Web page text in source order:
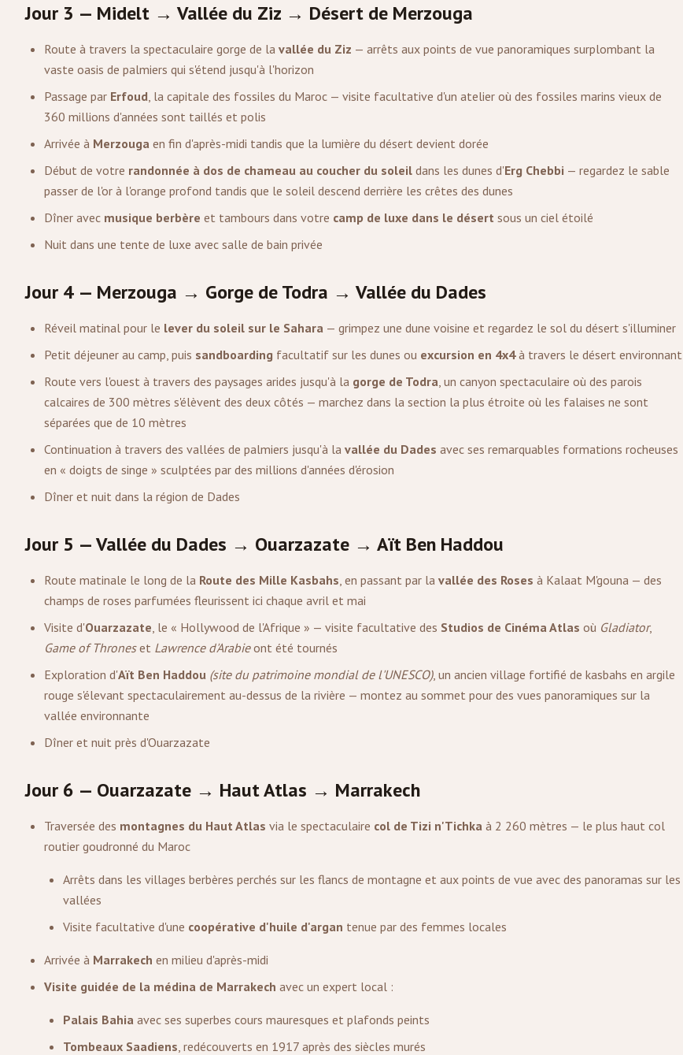
Jour 3 — Midelt → Vallée du Ziz → Désert de Merzouga
Route à travers la spectaculaire gorge de la vallée du Ziz — arrêts aux points de vue panoramiques surplombant la
vaste oasis de palmiers qui s'étend jusqu'à l'horizon
Passage par Erfoud, la capitale des fossiles du Maroc — visite facultative d'un atelier où des fossiles marins vieux de
360 millions d'années sont taillés et polis
Arrivée à Merzouga en fin d'après-midi tandis que la lumière du désert devient dorée
Début de votre randonnée à dos de chameau au coucher du soleil dans les dunes d'Erg Chebbi — regardez le sable
passer de l'or à l'orange profond tandis que le soleil descend derrière les crêtes des dunes
Dîner avec musique berbère et tambours dans votre camp de luxe dans le désert sous un ciel étoilé
Nuit dans une tente de luxe avec salle de bain privée
Jour 4 — Merzouga → Gorge de Todra → Vallée du Dades
Réveil matinal pour le lever du soleil sur le Sahara — grimpez une dune voisine et regardez le sol du désert s'illuminer
Petit déjeuner au camp, puis sandboarding facultatif sur les dunes ou excursion en 4x4à travers le désert environnant
Route vers l'ouest à travers des paysages arides jusqu'à la gorge de Todra, un canyon spectaculaire où des parois
calcaires de 300 mètres s'élèvent des deux côtés — marchez dans la section la plus étroite où les falaises ne sont
séparées que de 10 mètres
Continuation à travers des vallées de palmiers jusqu'à la vallée du Dades avec ses remarquables formations rocheuses
en « doigts de singe » sculptées par des millions d'années d'érosion
Dîner et nuit dans la région de Dades
Jour 5 — Vallée du Dades → Ouarzazate → Aït Ben Haddou
Route matinale le long de la Route des Mille Kasbahs, en passant par la vallée des Roses à Kalaat M'gouna — des
champs de roses parfumées fleurissent ici chaque avril et mai
Visite d'Ouarzazate, le « Hollywood de l'Afrique » — visite facultative des Studios de Cinéma Atlas où Gladiator,
Game of Throneset Lawrence d'Arabieont été tournés
Exploration d'Aït Ben Haddou (site du patrimoine mondial de l'UNESCO), un ancien village fortifié de kasbahs en argile
rouge s'élevant spectaculairement au-dessus de la rivière — montez au sommet pour des vues panoramiques sur la
vallée environnante
Dîner et nuit près d'Ouarzazate
Jour 6 — Ouarzazate → Haut Atlas → Marrakech
Traversée des montagnes du Haut Atlas via le spectaculaire col de Tizi n'Tichka à 2 260 mètres — le plus haut col
routier goudronné du Maroc
Arrêts dans les villages berbères perchés sur les flancs de montagne et aux points de vue avec des panoramas sur les
vallées
Visite facultative d'une coopérative d'huile d'argan tenue par des femmes locales
Arrivée à Marrakech en milieu d'après-midi
Visite guidée de la médina de Marrakech avec un expert local :
Palais Bahia avec ses superbes cours mauresques et plafonds peints
Tombeaux Saadiens, redécouverts en 1917 après des siècles murés